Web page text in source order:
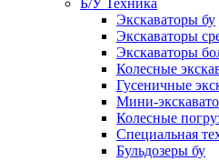
Б/У Техника
Экскаваторы бу
Экскаваторы
Экскаваторы
Колесные
Гусеничные
Мини-
Колесные
Специальная
Бульдозеры бу